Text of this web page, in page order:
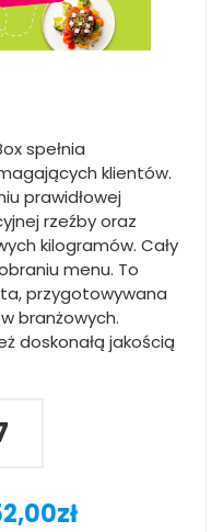
spełnia
klientów.
prawidłowej
rzeźby oraz
kilogramów. Cały
menu. To
przygotowywana
branżowych.
doskonałą jakością